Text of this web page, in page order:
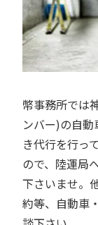
幣事務所では
ンバー)の自
き代行を行っ
ので、陸運局
下さいませ。
約等、自動車